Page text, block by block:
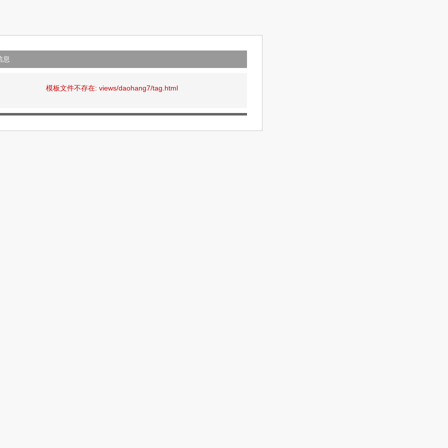
息
模板文件不存在: views/daohang7/tag.html